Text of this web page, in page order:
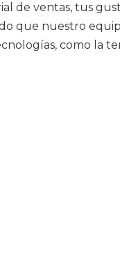
de ventas, tus
que nuestro
como la